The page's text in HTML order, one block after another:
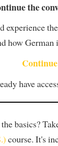
the
experience
how German
Continue
have
basics?
course. It's